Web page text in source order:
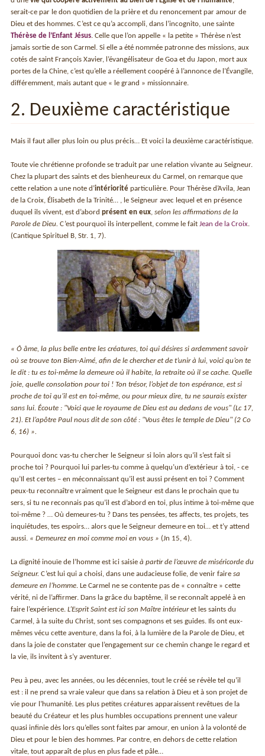
serait-ce par le don quotidien de la prière et du renoncement par amour de
Dieu et des hommes. C’est ce qu’a accompli, dans l’incognito, une sainte
Thérèse de l’Enfant Jésus. Celle que l’on appelle « la petite » Thérèse n’est
jamais sortie de son Carmel. Si elle a été nommée patronne des missions, aux
cotés de saint François Xavier, l’évangélisateur de Goa et du Japon, mort aux
portes de la Chine, c’est qu’elle a réellement coopéré à l’annonce de l’Évangile,
différemment, mais autant que « le grand » missionnaire.
2. Deuxième caractéristique
Mais il faut aller plus loin ou plus précis… Et voici la deuxième caractéristique.
Toute vie chrétienne profonde se traduit par une relation vivante au Seigneur.
Chez la plupart des saints et des bienheureux du Carmel, on remarque que
cette relation a une note d’intériorité particulière. Pour Thérèse d’Avila, Jean
de la Croix, Élisabeth de la Trinité… , le Seigneur avec lequel et en présence
duquel ils vivent, est d’abordprésent en eux, selon les affirmations de la
Parole de Dieu. C’est pourquoi ils interpellent, comme le faitJean de la Croix.
(Cantique Spirituel B, Str. 1, 7).
« Ô âme, la plus belle entre les créatures, toi qui désires si ardemment savoir
où se trouve ton Bien-Aimé, afin de le chercher et de t’unir à lui, voici qu’on te
le dit : tu es toi-même la demeure où il habite, la retraite où il se cache. Quelle
joie, quelle consolation pour toi ! Ton trésor, l’objet de ton espérance, est si
proche de toi qu’il est en toi-même, ou pour mieux dire, tu ne saurais exister
sans lui. Écoute : "Voici que le royaume de Dieu est au dedans de vous" (Lc 17,
21). Et l’apôtre Paul nous dit de son côté : "Vous êtes le temple de Dieu" (2 Co
6, 16) ».
Pourquoi donc vas-tu chercher le Seigneur si loin alors qu’il s’est fait si
proche toi ? Pourquoi lui parles-tu comme à quelqu’un d’extérieur à toi, - ce
qu’Il est certes – en méconnaissant qu’il est aussi présent en toi ? Comment
peux-tu reconnaître vraiment que le Seigneur est dans le prochain que tu
sers, si tu ne reconnais pas qu’il est d’abord en toi, plus intime à toi-même que
toi-même ? … Où demeures-tu ? Dans tes pensées, tes affects, tes projets, tes
inquiétudes, tes espoirs… alors que le Seigneur demeure en toi… et t’y attend
aussi. « Demeurez en moi comme moi en vous » (Jn 15, 4).
La dignité inouïe de l’homme est ici saisieà partir de l’œuvre de miséricorde du
Seigneur. C’est lui qui a choisi, dans une audacieuse folie, de venir fairesa
demeure en l’homme. Le Carmel ne se contente pas de « connaître » cette
vérité, ni de l’affirmer. Dans la grâce du baptême, il se reconnaît appelé à en
faire l’expérience.L’Esprit Saint est ici son Maître intérieuret les saints du
Carmel, à la suite du Christ, sont ses compagnons et ses guides. Ils ont eux-
mêmes vécu cette aventure, dans la foi, à la lumière de la Parole de Dieu, et
dans la joie de constater que l’engagement sur ce chemin change le regard et
la vie, ils invitent à s’y aventurer.
Peu à peu, avec les années, ou les décennies, tout le créé se révèle tel qu’il
est : il ne prend sa vraie valeur que dans sa relation à Dieu et à son projet de
vie pour l’humanité. Les plus petites créatures apparaissent revêtues de la
beauté du Créateur et les plus humbles occupations prennent une valeur
quasi infinie dès lors qu’elles sont faites par amour, en union à la volonté de
Dieu et pour le bien des hommes. Par contre, en dehors de cette relation
vitale, tout apparaît de plus en plus fade et pâle…